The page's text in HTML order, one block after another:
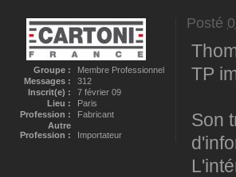
Groupe :
Membre Professionnel
Messages :
312
Inscrit(e) :
7 février 09
Lieu :
Paris
Profession :
Fabricant
Autre
Profession :
Importateur
Posté
TP
Son